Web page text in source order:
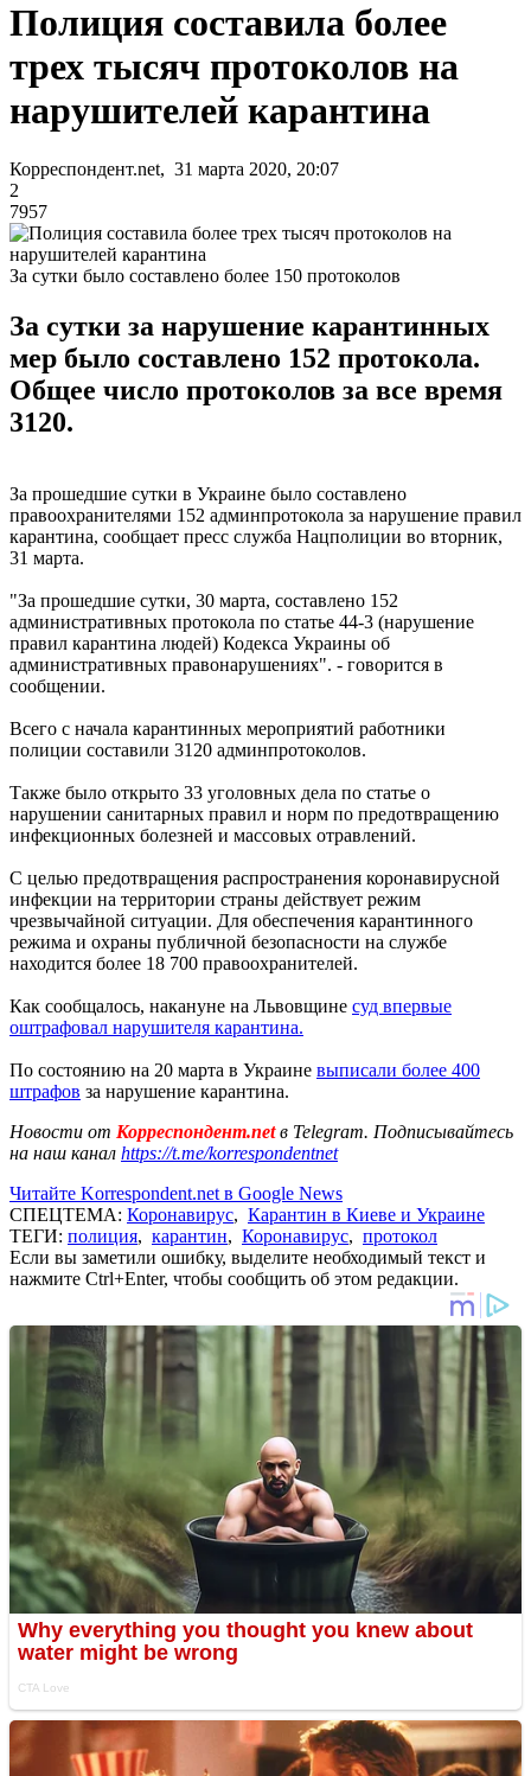
Полиция составила более
трех тысяч протоколов на
нарушителей карантина
Корреспондент.net, 31 марта 2020, 20:07
2
7957
За сутки было составлено более 150 протоколов
За сутки за нарушение карантинных
мер было составлено 152 протокола.
Общее число протоколов за все время
3120.
За прошедшие сутки в Украине было составлено
правоохранителями 152 админпротокола за нарушение правил
карантина, сообщает пресс служба Нацполиции во вторник,
31 марта.
"За прошедшие сутки, 30 марта, составлено 152
административных протокола по статье 44-3 (нарушение
правил карантина людей) Кодекса Украины об
административных правонарушениях". - говорится в
сообщении.
Всего с начала карантинных мероприятий работники
полиции составили 3120 админпротоколов.
Также было открыто 33 уголовных дела по статье о
нарушении санитарных правил и норм по предотвращению
инфекционных болезней и массовых отравлений.
С целью предотвращения распространения коронавирусной
инфекции на территории страны действует режим
чрезвычайной ситуации. Для обеспечения карантинного
режима и охраны публичной безопасности на службе
находится более 18 700 правоохранителей.
Как сообщалось, накануне на Львовщине суд впервые
оштрафовал нарушителя карантина.
По состоянию на 20 марта в Украине выписали более 400
штрафов за нарушение карантина.
Новости от Корреспондент.netв Telegram. Подписывайтесь
на наш канал https://t.me/korrespondentnet
Читайте Korrespondent.net в Google News
СПЕЦТЕМА: Коронавирус, Карантин в Киеве и Украине
ТЕГИ: полиция, карантин, Коронавирус, протокол
Если вы заметили ошибку, выделите необходимый текст и
нажмите Ctrl+Enter, чтобы сообщить об этом редакции.